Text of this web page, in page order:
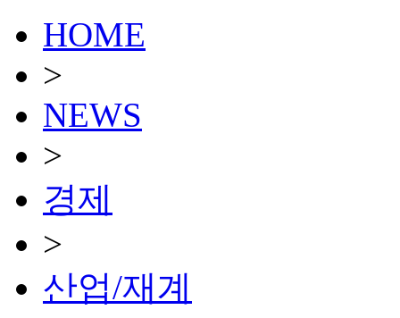
HOME
>
NEWS
>
경제
>
산업/재계